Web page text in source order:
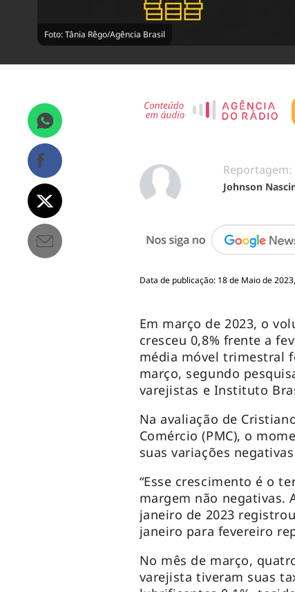
Foto: Tânia Rêgo/Agência Brasil
Reportagem:
Johnson
Data de publicação: 18 de Maio de
Em março de 2023, o
cresceu 0,8% frente a
média móvel trimestral
março, segundo
varejistas e Instituto
Na avaliação de
Comércio (PMC), o
suas variações
“Esse crescimento é o
margem não negativas.
janeiro de 2023
janeiro para fevereiro
No mês de março,
varejista tiveram suas